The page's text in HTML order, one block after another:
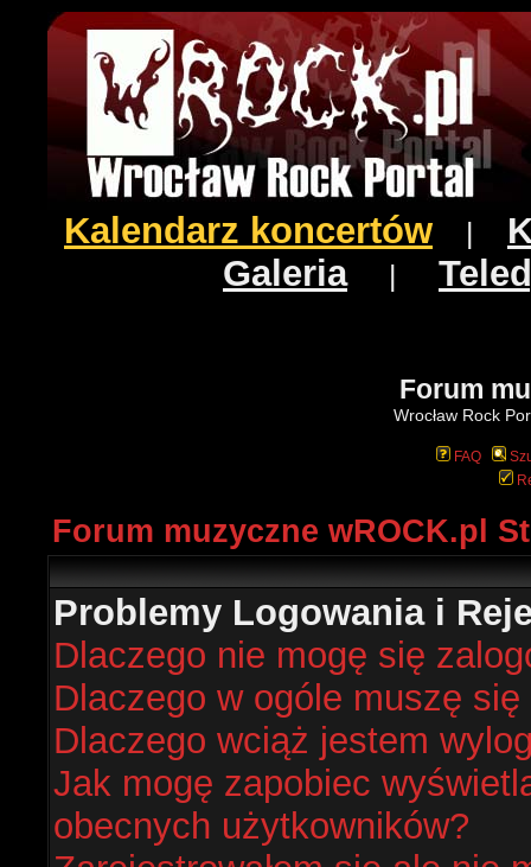
Kalendarz koncertów
Galeria|
Forum
Wrocław Rock
FAQ
Forum muzyczne wROCK.pl
Problemy Logowania i
Dlaczego nie mogę się
Dlaczego w ogóle muszę
Dlaczego wciąż jestem
Jak mogę zapobiec
obecnych użytkowników?